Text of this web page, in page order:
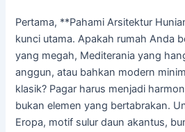
Pertama, **Pahami Arsitektur
kunci utama. Apakah rumah Anda
yang megah, Mediterania yang
anggun, atau bahkan modern
klasik? Pagar harus menjadi
bukan elemen yang bertabrakan.
Eropa, motif sulur daun akantus,